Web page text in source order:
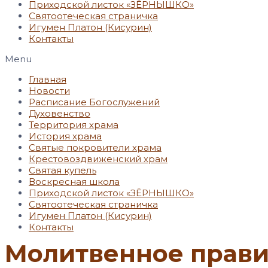
Приходской листок «ЗЁРНЫШКО»
Святоотеческая страничка
Игумен Платон (Кисурин)
Контакты
Menu
Главная
Новости
Расписание Богослужений
Духовенство
Территория храма
История храма
Святые покровители храма
Крестовоздвиженский храм
Святая купель
Воскресная школа
Приходской листок «ЗЁРНЫШКО»
Святоотеческая страничка
Игумен Платон (Кисурин)
Контакты
Молитвенное